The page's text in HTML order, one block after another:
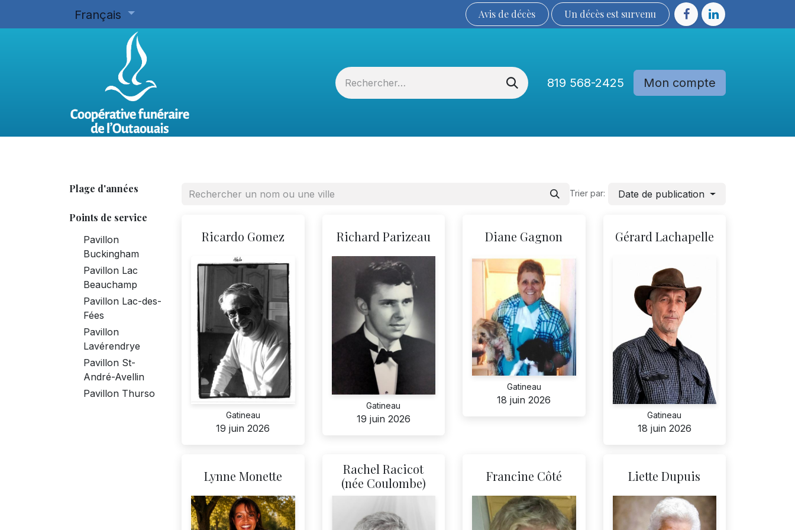
Français Avis de décès Un décès est sur​​​​​​​​ve​nu​​​​​​​​​​
819 568-2425 Mon compte
Plage d'années
Points de service
Pavillon
Buckingham
Pavillon Lac
Beauchamp
Pavillon Lac-des-
Fées
Pavillon
Lavérendrye
Pavillon St-
André-Avellin
Pavillon Thurso
Trier par: Date de publication
Ricardo Gomez
Gatineau
19 juin 2026
Richard Parizeau
Gatineau
19 juin 2026
Diane Gagnon
Gatineau
18 juin 2026
Gérard Lachapelle
Gatineau
18 juin 2026
Lynne Monette
Rachel Racicot
(née Coulombe)
Francine Côté Liette Dupuis